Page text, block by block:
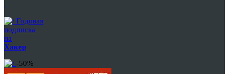
Годовая
подписка
на
Хакер
-50%